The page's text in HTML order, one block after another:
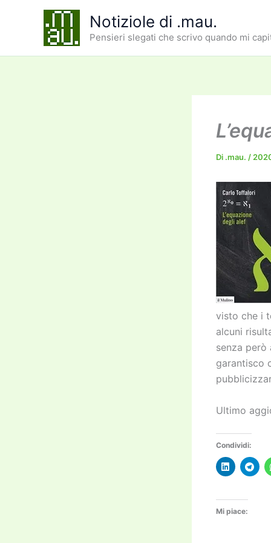
Notiziole di .mau.
Pensieri slegati che scrivo quando mi
Di .mau. /
visto che i
alcuni
senza però
garantisco
Ultimo
Condividi:
Mi piace: